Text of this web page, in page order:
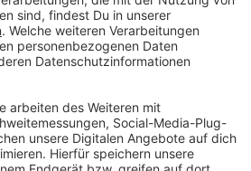
uns etwas sagen?
Studio Hotline